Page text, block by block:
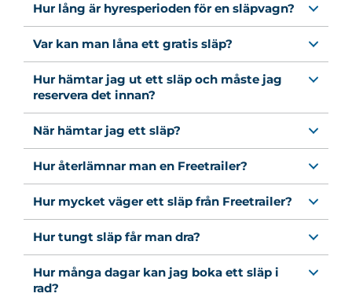
Hur lång är hyresperioden för en släpvagn?
Var kan man låna ett gratis släp?
Hur hämtar jag ut ett släp och måste jag
reservera det innan?
När hämtar jag ett släp?
Hur återlämnar man en Freetrailer?
Hur mycket väger ett släp från Freetrailer?
Hur tungt släp får man dra?
Hur många dagar kan jag boka ett släp i
rad?